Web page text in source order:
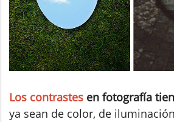
Los contrastes en fotografía
ya sean de color, de